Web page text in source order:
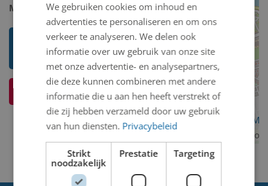
Model 2D/3D: 2D binnen
Toon mij meer werken van Danny
Ik weet meer over dit kunstwerk
We gebruiken cookies om inhoud en
advertenties te personaliseren en om ons
verkeer te analyseren. We delen ook
informatie over uw gebruik van onze site
met onze advertentie- en analysepartners,
die deze kunnen combineren met andere
informatie die u aan hen heeft verstrekt of
die zij hebben verzameld door uw gebruik
van hun diensten. Privacybeleid
Strikt
noodzakelijk
Prestatie Targeting